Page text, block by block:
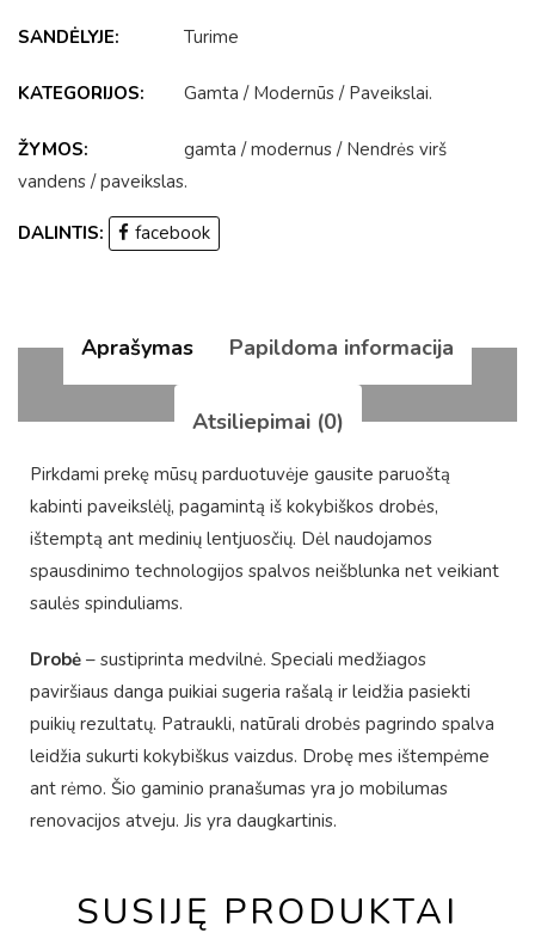
SANDĖLYJE: Turime
KATEGORIJOS: Gamta / Modernūs / Paveikslai.
ŽYMOS: gamta /modernus / Nendrės virš
vandens /paveikslas.
DALINTIS: facebook
Aprašymas Papildoma informacija
Atsiliepimai (0)
Pirkdami prekę mūsų parduotuvėje gausite paruoštą
kabinti paveikslėlį, pagamintą iš kokybiškos drobės,
ištemptą ant medinių lentjuosčių. Dėl naudojamos
spausdinimo technologijos spalvos neišblunka net veikiant
saulės spinduliams.
Drobė – sustiprinta medvilnė. Speciali medžiagos
paviršiaus danga puikiai sugeria rašalą ir leidžia pasiekti
puikių rezultatų. Patraukli, natūrali drobės pagrindo spalva
leidžia sukurti kokybiškus vaizdus. Drobę mes ištempėme
ant rėmo. Šio gaminio pranašumas yra jo mobilumas
renovacijos atveju. Jis yra daugkartinis.
SUSIJĘ PRODUKTAI